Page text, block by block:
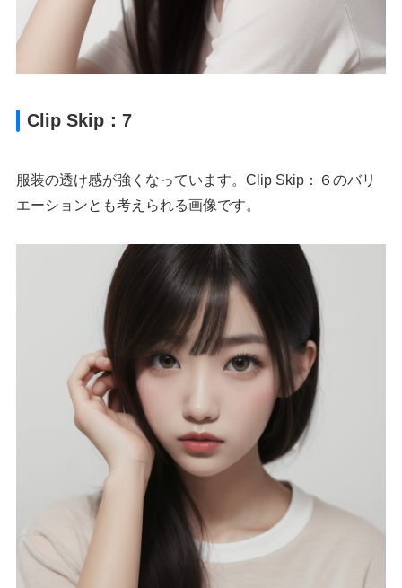
Clip Skip：7
服装の透け感が強くなっています。Clip Skip：６のバリ
エーションとも考えられる画像です。